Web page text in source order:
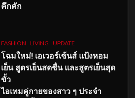
คึกคัก
FASHION LIVING UPDATE
โฉมใหม่! เอเวอร์เซ้นส์ แป้งหอม
เย็น สูตรเย็นสดชื่น และสูตรเย็นสุด
ขั้ว
ไอเทมคู่กายของสาว ๆ ประจำ